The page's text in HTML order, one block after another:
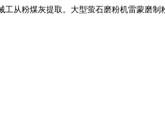
从粉煤灰提取。大型萤石磨粉机雷蒙磨